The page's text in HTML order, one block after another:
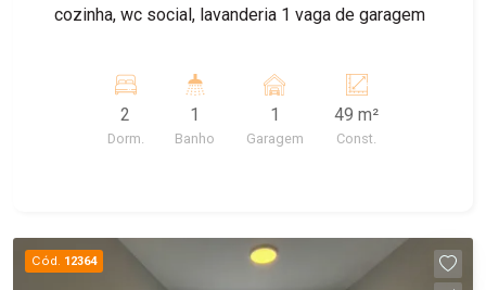
cozinha, wc social, lavanderia 1 vaga de garagem
2
Dorm.
1
Banho
1
Garagem
49 m²
Const.
Cód. 12364